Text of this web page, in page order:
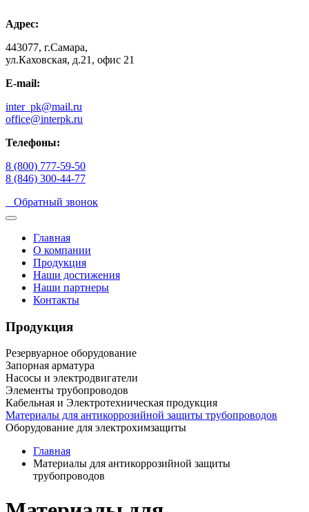
Адрес:
443077, г.Самара,
ул.Каховская, д.21, офис 21
E-mail:
inter_pk@mail.ru
office@interpk.ru
Телефоны:
8 (800) 777-59-50
8 (846) 300-44-77
Обратный звонок
Главная
О компании
Продукция
Наши достижения
Наши партнеры
Контакты
Продукция
Резервуарное оборудование
Запорная арматура
Насосы и электродвигатели
Элементы трубопроводов
Кабельная и Электротехническая продукция
Материалы для антикоррозийной защиты трубопроводов
Оборудование для электрохимзащиты
Главная
Материалы для антикоррозийной защиты
трубопроводов